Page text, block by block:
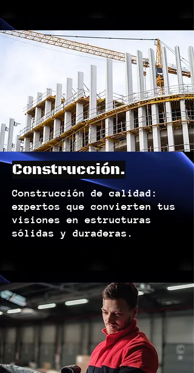
Construcción.
Construcción de calidad:
expertos que convierten tus
visiones en estructuras
sólidas y duraderas.